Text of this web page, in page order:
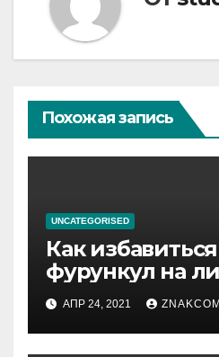
Похожая запись
UNCATEGORISED
Как
фурункул на
лечения
АПР 24, 2021